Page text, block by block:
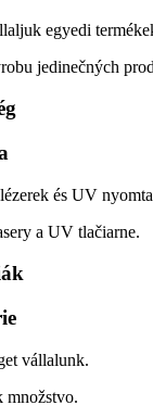
egyedi
jedinečných
és UV
a UV tlačiarne.
vállalunk.
množstvo.